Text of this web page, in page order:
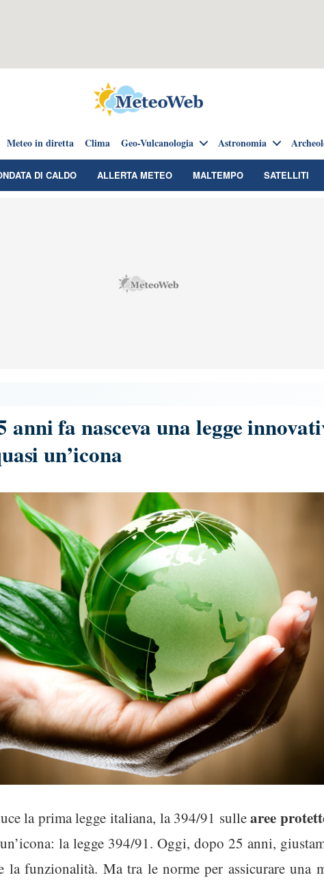
Meteo in diretta Clima Geo-Vulcanologia Astronomia
DI CALDO ALLERTA METEO MALTEMPO SATELLITI
fa nasceva una legge
un’icona
la prima legge italiana, la 394/91 sullearee
la legge 394/91. Oggi, dopo 25 anni,
funzionalità. Ma tra le norme per assicurare una